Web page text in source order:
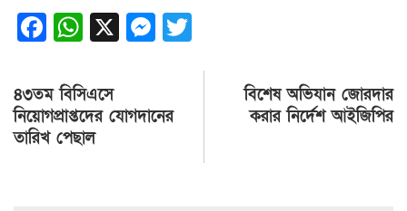
Facebook
WhatsApp
X Messenger
Post
navigation
৪৩তম বিসিএসে
নিয়োগপ্রাপ্তদের যোগদানের
তারিখ পেছাল
বিশেষ অভিযান জোরদার
করার নির্দেশ আইজিপির